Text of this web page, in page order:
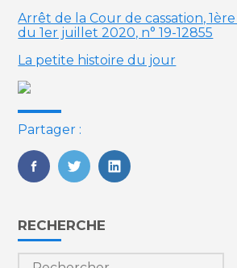
Arrêt de la Cour de cassation,
du 1er juillet 2020, n° 19-12855
La petite histoire du jour
Partager :
FaceBook
TwitterLinkedIn
Blog
sidebar
RECHERCHE
Rechercher :